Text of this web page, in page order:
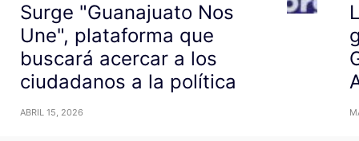
Surge "Guanajuato Nos
Une", plataforma que
buscará acercar a los
ciudadanos a la política
ABRIL 15, 2026